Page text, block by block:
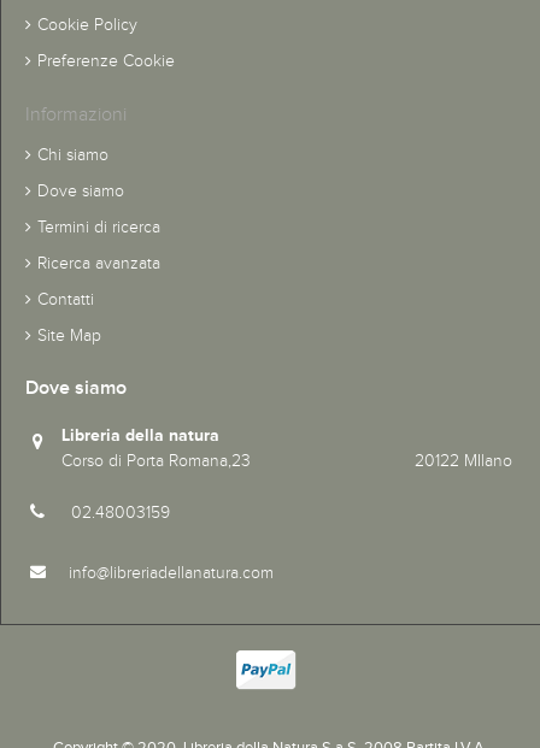
Cookie Policy
Preferenze Cookie
Informazioni
Chi siamo
Dove siamo
Termini di ricerca
Ricerca avanzata
Contatti
Site Map
Dove siamo
Libreria della natura
Corso di Porta Romana,23 20122 MIlano
02.48003159
info@libreriadellanatura.com